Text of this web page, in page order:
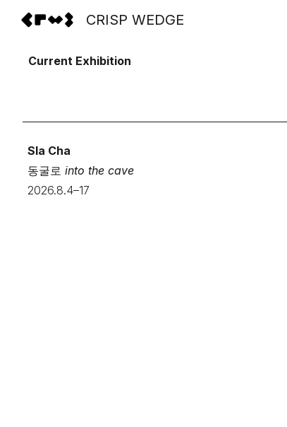
CRISP WEDGE
Current Exhibition
Sla Cha
동굴로 into the cave
2026.8.4–17